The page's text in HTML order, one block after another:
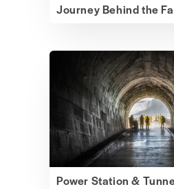
Journey Behind the
Power Station &